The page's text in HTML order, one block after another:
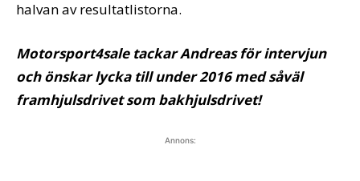
halvan av resultatlistorna.
Motorsport4sale tackar Andreas för intervjun
och önskar lycka till under 2016 med såväl
framhjulsdrivet som bakhjulsdrivet!
Annons: